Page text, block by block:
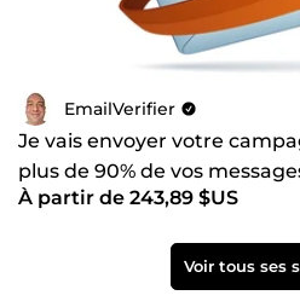
EmailVerifier
Je vais envoyer votre
plus de 90% de vos
Réception
À partir de 243,89 $US
Voir tous ses